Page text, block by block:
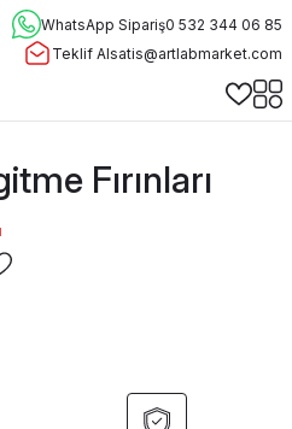
WhatsApp Sipariş0 532 344 06 85
Teklif Alsatis@artlabmarket.com
Fırınları